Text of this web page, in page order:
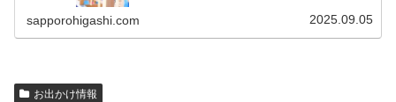
sapporohigashi.com 2025.09.05
お出かけ情報